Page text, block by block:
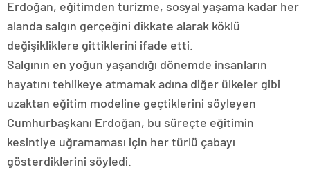
Erdoğan, eğitimden turizme, sosyal yaşama kadar her
alanda salgın gerçeğini dikkate alarak köklü
değişikliklere gittiklerini ifade etti.
Salgının en yoğun yaşandığı dönemde insanların
hayatını tehlikeye atmamak adına diğer ülkeler gibi
uzaktan eğitim modeline geçtiklerini söyleyen
Cumhurbaşkanı Erdoğan, bu süreçte eğitimin
kesintiye uğramaması için her türlü çabayı
gösterdiklerini söyledi.